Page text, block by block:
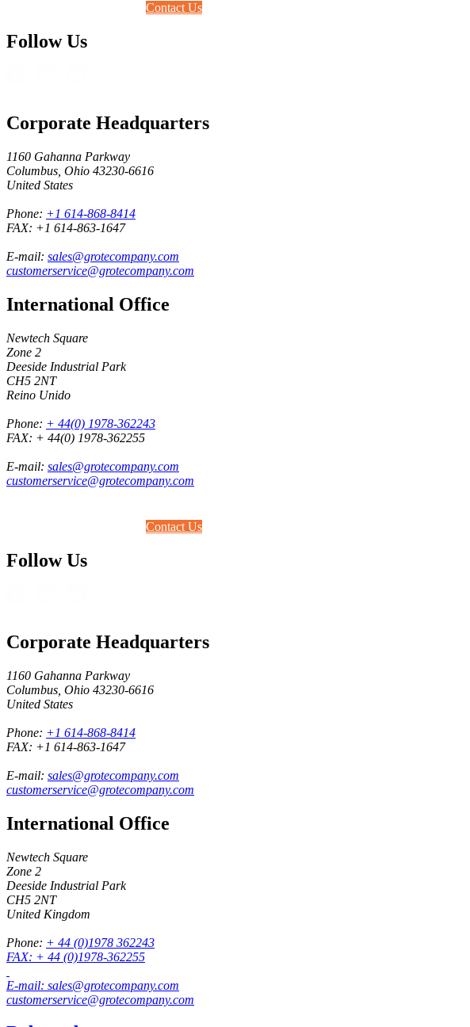
Contact Us
Follow Us
Corporate Headquarters
1160 Gahanna Parkway
Columbus, Ohio 43230-6616
United States
Phone: +1 614-868-8414
FAX: +1 614-863-1647
E-mail: sales@grotecompany.com
customerservice@grotecompany.com
International Office
Newtech Square
Zone 2
Deeside Industrial Park
CH5 2NT
Reino Unido
Phone: + 44(0) 1978-362243
FAX: + 44(0) 1978-362255
E-mail: sales@grotecompany.com
customerservice@grotecompany.com
Contact Us
Follow Us
Corporate Headquarters
1160 Gahanna Parkway
Columbus, Ohio 43230-6616
United States
Phone: +1 614-868-8414
FAX: +1 614-863-1647
E-mail: sales@grotecompany.com
customerservice@grotecompany.com
International Office
Newtech Square
Zone 2
Deeside Industrial Park
CH5 2NT
United Kingdom
Phone: + 44 (0)1978 362243
FAX: + 44 (0)1978-362255
E-mail: sales@grotecompany.com
customerservice@grotecompany.com